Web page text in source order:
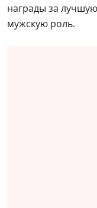
награды за
мужскую роль.